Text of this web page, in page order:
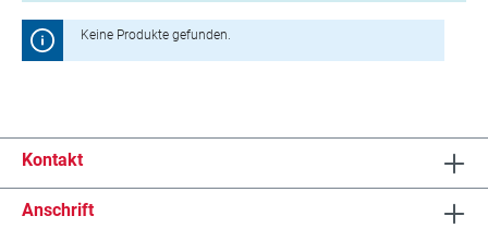
Keine Produkte gefunden.
Kontakt
Anschrift